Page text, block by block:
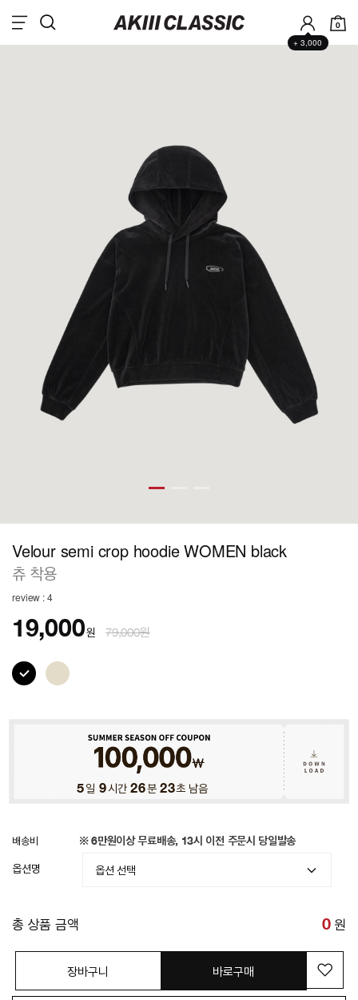
+ 3,000
0
Velour semi crop hoodie WOMEN black
츄 착용
review : 4
19,000원 79,000원
5일 9시간 26분 21초 남음
배송비 ※ 6만원이상 무료배송, 13시 이전 주문시 당일발송
옵션명
총 상품 금액 0 원
장바구니 바로구매